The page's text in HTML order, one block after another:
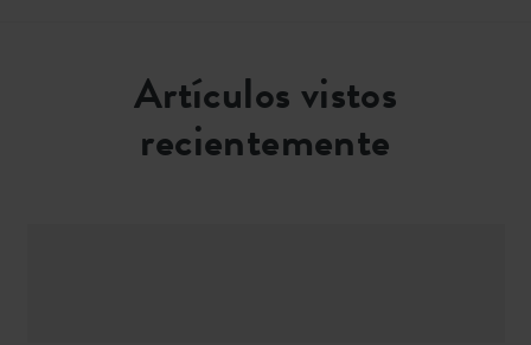
Artículos vistos
recientemente